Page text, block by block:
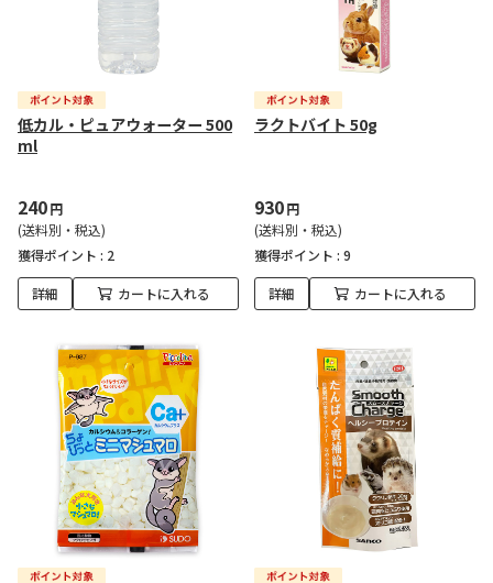
低カル・ピュアウォーター 500
ml
240円
(送料別・税込)
獲得ポイント : 2
詳細 カートに入れる
ラクトバイト 50g
930円
(送料別・税込)
獲得ポイント : 9
詳細 カートに入れる